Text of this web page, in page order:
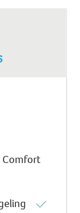
Comfort